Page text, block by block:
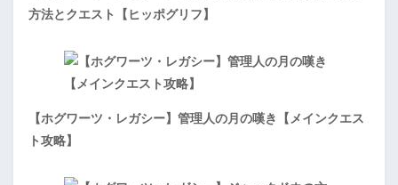
方法とクエスト【ヒッポグリフ】
【ホグワーツ・レガシー】管理人の月の嘆き【メインクエス
ト攻略】